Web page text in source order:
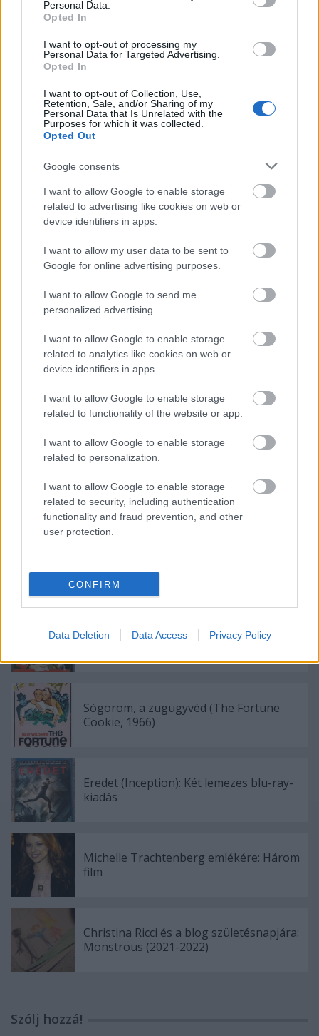
Personal Data.
Opted In
I want to opt-out of processing my
Personal Data for Targeted Advertising.
Opted In
I want to opt-out of Collection, Use,
Retention, Sale, and/or Sharing of my
Personal Data that Is Unrelated with the
Purposes for which it was collected.
Opted Out
Google consents
I want to allow Google to enable storage
related to advertising like cookies on web or
device identifiers in apps.
I want to allow my user data to be sent to
Google for online advertising purposes.
I want to allow Google to send me
personalized advertising.
I want to allow Google to enable storage
related to analytics like cookies on web or
device identifiers in apps.
I want to allow Google to enable storage
related to functionality of the website or app.
I want to allow Google to enable storage
related to personalization.
I want to allow Google to enable storage
related to security, including authentication
functionality and fraud prevention, and other
user protection.
CONFIRM
Data Deletion Data Access Privacy Policy
et csökkent.)
Szerintem: 5/5
Egyébiránt van az imdbn egy "utálom Ellen Page-et"
topik:D Ma lesz a
T4XI , azt mindenképpen nézem,
utánaÉletfogytig, azt nem biztos, de ajánlom
megtekintésre, mert nagyon jó, végül pedig jön
átok (The Haunting)
már kívülről tudom. Itt pedig jöjjön egy elég jóra
sikerült trailer:
Címkék:dráma
Ajánlott bejegyzések:
Kontroll – Harmadszor, ezúttal DVD-n
Sógorom, a zugügyvéd (The Fortune
Cookie, 1966)
Eredet (Inception): Két lemezes blu-ray-
kiadás
Michelle Trachtenberg emlékére: Három
film
Christina Ricci és a blog születésnapjára:
Monstrous (2021-2022)
Szólj hozzá!